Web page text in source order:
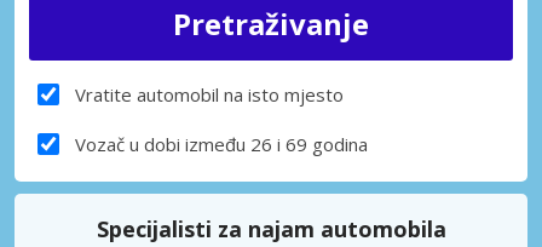
Vratite automobil na isto mjesto
Vozač u dobi između 26 i 69 godina
Specijalisti za najam automobila